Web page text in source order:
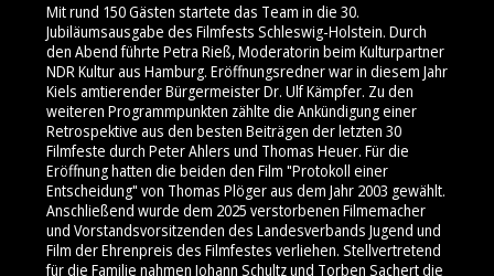
Mit rund 150 Gästen startete das Team in die 30.
Jubiläumsausgabe des Filmfests Schleswig-Holstein. Durch
den Abend führte Petra Rieß, Moderatorin beim Kulturpartner
NDR Kultur aus Hamburg. Eröffnungsredner war in diesem Jahr
Kiels amtierender Bürgermeister Dr. Ulf Kämpfer. Zu den
weiteren Programmpunkten zählte die Ankündigung einer
Retrospektive aus den besten Beiträgen der letzten 30
Filmfeste durch Peter Ahlers und Thomas Heuer. Für die
Eröffnung hatten die beiden den Film "Protokoll einer
Entscheidung" von Thomas Plöger aus dem Jahr 2003 gewählt.
Anschließend wurde dem 2025 verstorbenen Filmemacher
und Vorstandsvorsitzenden des Landesverbands Jugend und
Film der Ehrenpreis des Filmfestes verliehen. Stellvertretend
für die Familie nahmen Johann Schultz und Torben Sachert die